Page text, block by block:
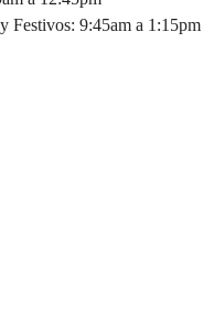
Festivos: 9:45am a 1:15pm